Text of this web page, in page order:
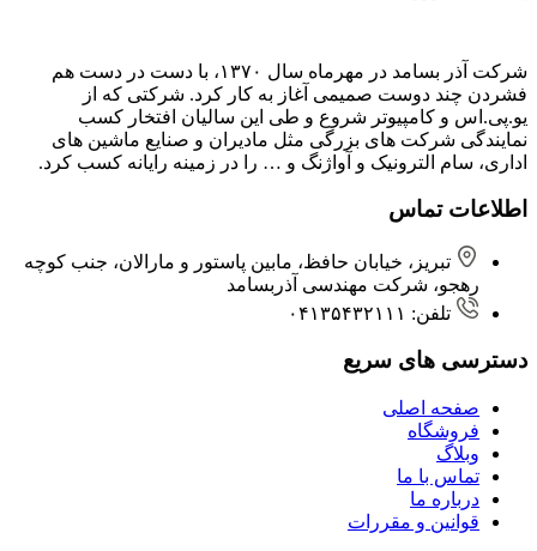
شرکت آذر بسامد در مهرماه سال ۱۳۷۰، با دست در دست هم
فشردن ‌چند دوست صمیمی آغاز به کار کرد. شرکتی که از
یو.پی.اس و کامپیوتر شروع و طی این سالیان افتخار کسب
نمایندگی شرکت های بزرگی مثل مادیران و صنایع ماشین های
اداری، سام الترونیک و آواژنگ و … را در زمینه رایانه کسب کرد.
اطلاعات تماس
تبریز، خیابان حافظ، مابین پاستور و مارالان، جنب کوچه
رهجو، شرکت مهندسی آذربسامد
تلفن: ۰۴۱۳۵۴۳۲۱۱۱
دسترسی های سریع
صفحه اصلی
فروشگاه
وبلاگ
تماس با ما
درباره ما
قوانین و مقررات